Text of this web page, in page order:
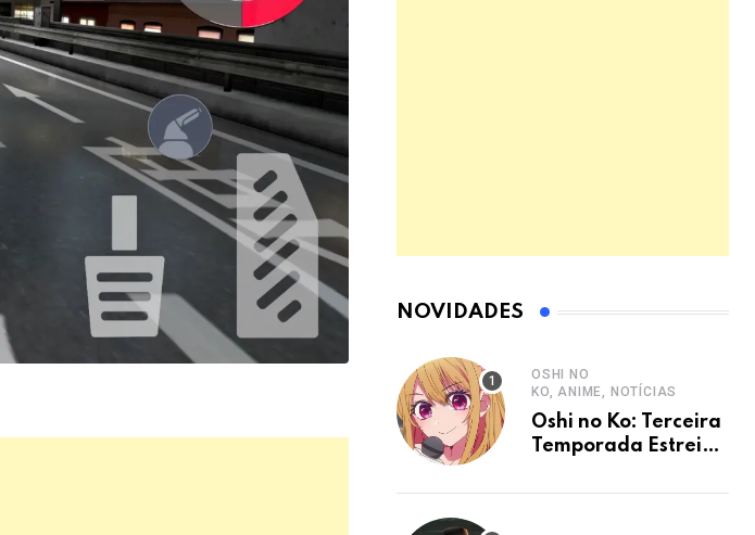
NOVIDADES
OSHI NO
KO, ANIME, NOTÍCIAS
Oshi no Ko: Terceira
Temporada Estreia